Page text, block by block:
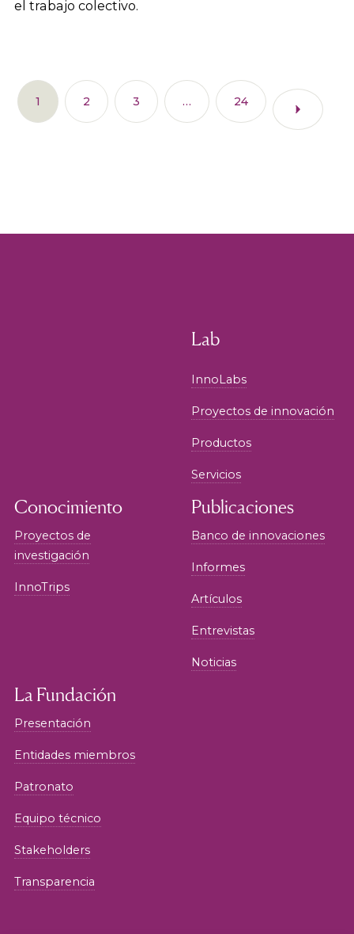
el trabajo colectivo.
1 2 3 … 24
Lab
InnoLabs
Proyectos de innovación
Productos
Servicios
Conocimiento
Proyectos de
investigación
InnoTrips
Publicaciones
Banco de innovaciones
Informes
Artículos
Entrevistas
Noticias
La Fundación
Presentación
Entidades miembros
Patronato
Equipo técnico
Stakeholders
Transparencia